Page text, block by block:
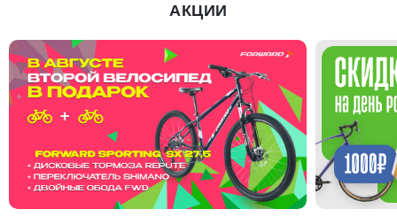
АКЦИИ